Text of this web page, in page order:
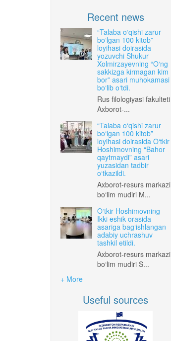
Recent news
“Talaba o‘qishi zarur
bo‘lgan 100 kitob”
loyihasi doirasida
yozuvchi Shukur
Xolmirzayevning “O‘ng
sakkizga kirmagan kim
bor” asari muhokamasi
bo‘lib o‘tdi.
Rus filologiyasi fakulteti
Axborot-...
“Talaba o‘qishi zarur
bo‘lgan 100 kitob”
loyihasi doirasida O‘tkir
Hoshimovning “Bahor
qaytmaydi” asari
yuzasidan tadbir
o‘tkazildi.
Axborot-resurs markazi
bo‘lim mudiri M...
O‘tkir Hoshimovning
Ikki eshik orasida
asariga bag‘ishlangan
adabiy uchrashuv
tashkil etildi.
Axborot-resurs markazi
bo‘lim mudiri S...
+ More
Useful sources